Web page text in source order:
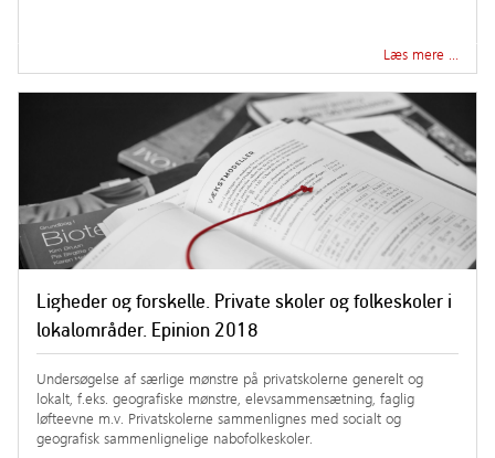
Læs mere …
Ligheder og forskelle. Private skoler og folkeskoler i
lokalområder. Epinion 2018
Undersøgelse af særlige mønstre på privatskolerne generelt og
lokalt, f.eks. geografiske mønstre, elevsammensætning, faglig
løfteevne m.v. Privatskolerne sammenlignes med socialt og
geografisk sammenlignelige nabofolkeskoler.